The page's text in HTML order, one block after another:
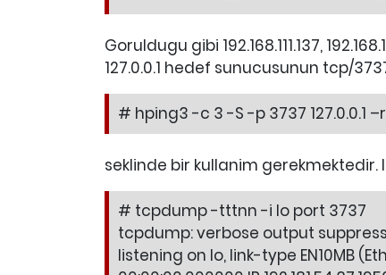
Goruldugu gibi 192.168.111.137,
127.0.0.1 hedef sunucusunun tcp/
# hping3 -c 3 -S -p 3737 127.0.0.1
seklinde bir kullanim
# tcpdump -tttnn -i lo port 3737
tcpdump: verbose output
listening on lo, link-type EN10MB